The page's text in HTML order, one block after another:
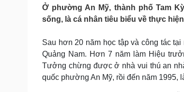
Pháp luật
Vụ án
Tư vấn luật
Quân sự -
Vũ khí
Phân tích
Sức khỏe
Đời sống
Ở phường An Mỹ, thành phố Tam
sống, là cá nhân tiêu biểu về thực
Sau hơn 20 năm học tập và công tác
Quảng Nam. Hơn 7 năm làm Hiệu
Tưởng chừng được ở nhà vui thú an
quốc phường An Mỹ, rồi đến năm 1995,